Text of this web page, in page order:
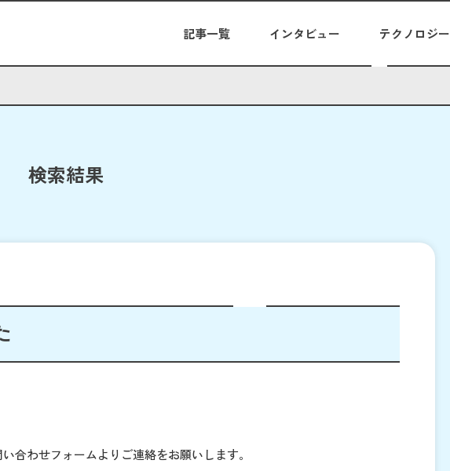
記事一覧 インタビュー テクノロジー
検索結果
合わせフォームよりご連絡をお願いします。